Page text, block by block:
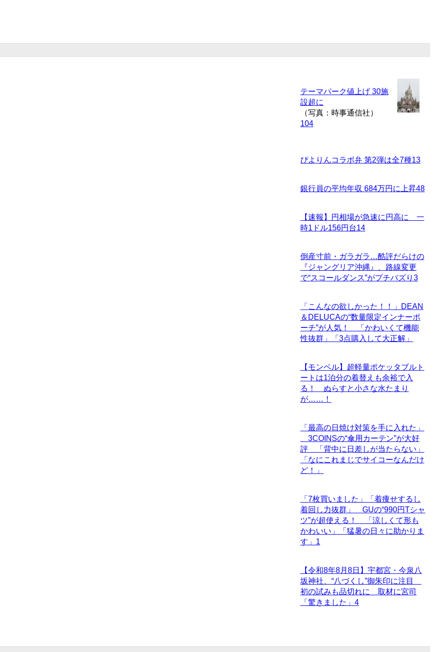
テーマパーク値上げ 30施
設超に
（写真：時事通信社）
104
ぴよりんコラボ弁 第2弾は全7種13
銀行員の平均年収 684万円に上昇48
【速報】円相場が急速に円高に 一
時1ドル156円台14
倒産寸前・ガラガラ…酷評だらけの
『ジャングリア沖縄』、路線変更
で“スコールダンス”がプチバズり 3
「こんなの欲しかった！！」DEAN
＆DELUCAの“数量限定インナーポ
ーチ”が人気！ 「かわいくて機能
性抜群」「3点購入して大正解」
【モンベル】超軽量ポケッタブルト
ートは1泊分の着替えも余裕で入
る！ ぬらすと小さな水たまり
が……！
「最高の日焼け対策を手に入れた」
3COINSの“傘用カーテン”が大好
評 「背中に日差しが当たらない」
「なにこれまじでサイコーなんだけ
ど！」
「7枚買いました」「着痩せするし
着回し力抜群」 GUの“990円Tシャ
ツ”が超使える！ 「涼しくて形も
かわいい」「猛暑の日々に助かりま
す」 1
【令和8年8月8日】宇都宮・今泉八
坂神社、“八づくし”御朱印に注目
初の試みも品切れに 取材に宮司
「驚きました」 4